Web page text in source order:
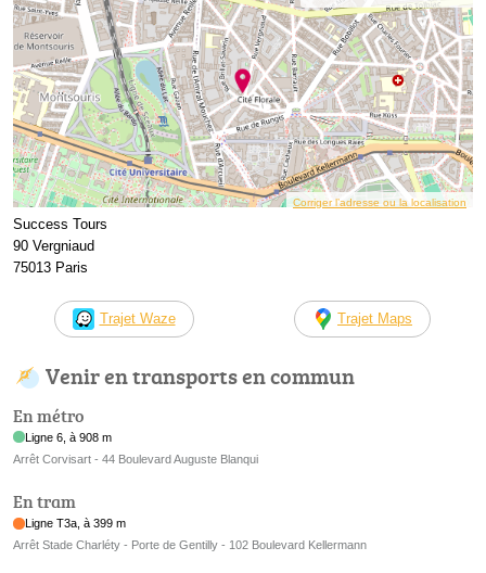
Corriger l’adresse ou la localisation
Success Tours
90 Vergniaud
75013 Paris
Trajet Waze Trajet Maps
Venir en transports en commun
En métro
Ligne 6, à 908 m
Arrêt Corvisart - 44 Boulevard Auguste Blanqui
En tram
Ligne T3a, à 399 m
Arrêt Stade Charléty - Porte de Gentilly - 102 Boulevard Kellermann